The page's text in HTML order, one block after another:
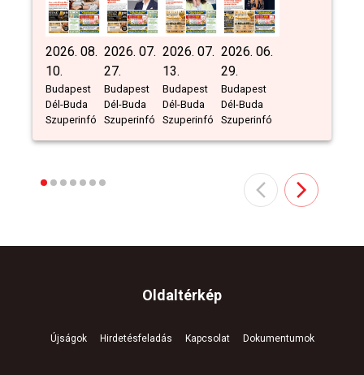
2026. 08.
10.
Budapest
Dél-Buda
Szuperinfó
2026. 07.
27.
Budapest
Dél-Buda
Szuperinfó
2026. 07.
13.
Budapest
Dél-Buda
Szuperinfó
2026. 06.
29.
Budapest
Dél-Buda
Szuperinfó
Oldaltérkép
Újságok Hirdetésfeladás Kapcsolat Dokumentumok